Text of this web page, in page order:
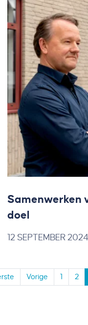
Samenwerken
doel
12 SEPTEMBER 2024
Vorige 1 2